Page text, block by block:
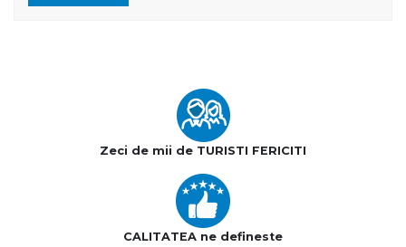
Zeci de mii de TURISTI FERICITI
CALITATEA ne defineste